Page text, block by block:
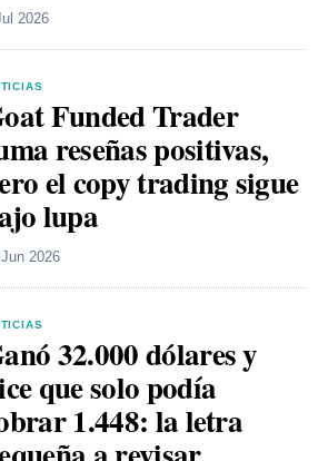
2026
Funded Trader
reseñas positivas,
el copy trading sigue
lupa
2026
32.000 dólares y
que solo podía
1.448: la letra